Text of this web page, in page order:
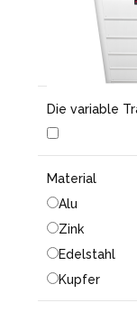
Die variable
Material
Alu
Zink
Edelstahl
Kupfer